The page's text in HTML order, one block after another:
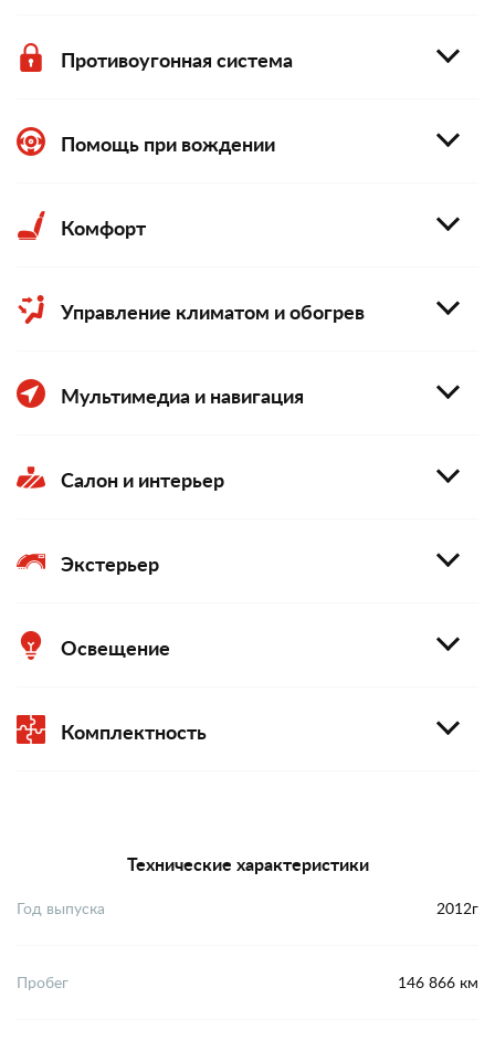
Противоугонная система
Помощь при вождении
Комфорт
Управление климатом и обогрев
Мультимедиа и навигация
Салон и интерьер
Экстерьер
Освещение
Комплектность
Технические характеристики
Год выпуска 2012г
Пробег 146 866 км